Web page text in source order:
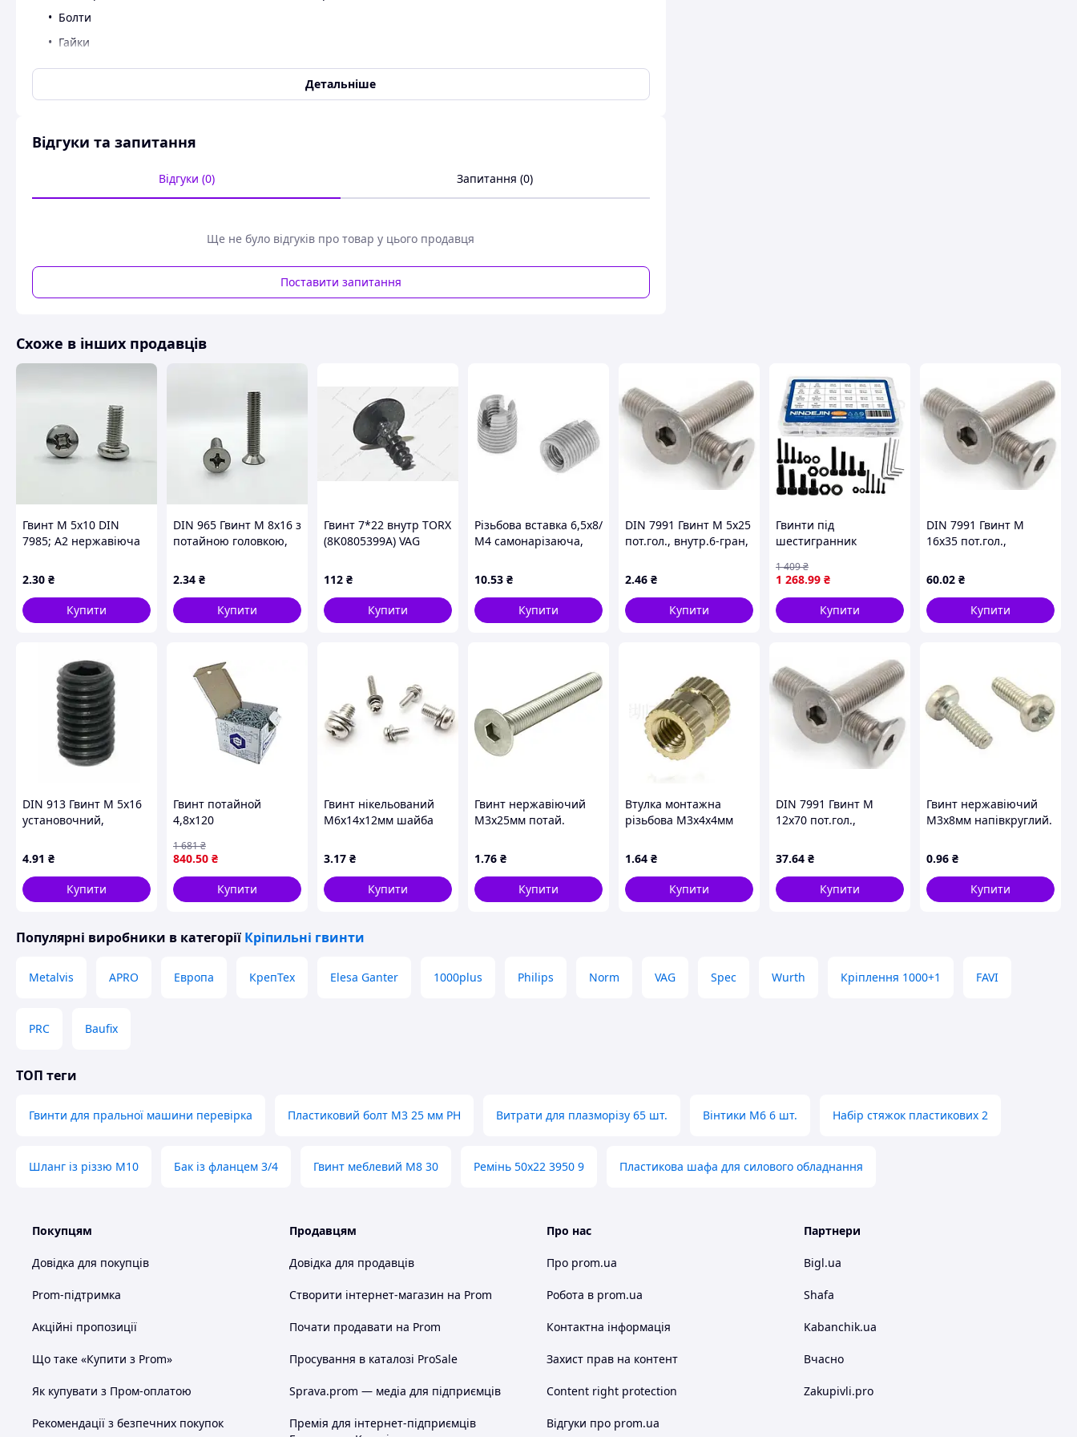
Болти
Гайки
Шайби
Стопорні кільця
Детальніше
Відгуки та запитання
Відгуки (0) Запитання (0)
Ще не було відгуків про товар у цього продавця
Поставити запитання
Схоже в інших продавців
Гвинт М 5х10 DIN
7985; А2 нержавіюча
2.30 ₴
Купити
DIN 965 Гвинт М 8х16 з
потайною головкою,
оцинкований
2.34 ₴
Купити
Гвинт 7*22 внутр TORX
(8K0805399A) VAG
112 ₴
Купити
Різьбова вставка 6,5х8/
М4 самонарізаюча,
10.53 ₴
Купити
DIN 7991 Гвинт М 5х25
пот.гол., внутр.6-гран,
оцинкований
2.46 ₴
Купити
Гвинти під
шестигранник
1060 шт D8-2026
1 268.99 ₴
1 409₴
Купити
DIN 7991 Гвинт М
16х35 пот.гол.,
міцності 10.9,
оцинкований
60.02 ₴
Купити
DIN 913 Гвинт М 5х16
установочний,
покриття
4.91 ₴
Купити
Гвинт потайной
4,8х120
монтажа м'якої
покрівлі без
свердління 100шт/уп.
840.50 ₴
1 681₴
Купити
Гвинт нікельований
М6х14х12мм шайба
3.17 ₴
Купити
Гвинт нержавіючий
М3х25мм потай.
1.76 ₴
Купити
Втулка монтажна
різьбова M3х4х4мм
1.64 ₴
Купити
DIN 7991 Гвинт М
12х70 пот.гол.,
міцності 10.9,
оцинкований
37.64 ₴
Купити
Гвинт нержавіючий
М3х8мм напівкруглий.
0.96 ₴
Купити
Популярні виробники в категорії Кріпильні гвинти
Metalvis APRO Европа КрепТех Elesa Ganter 1000plus Philips Norm VAG Spec Wurth Кріплення 1000+1 FAVI
PRC Baufix
ТОП теги
Гвинти для пральної машини перевірка Пластиковий болт M3 25 мм PH Витрати для плазморізу 65 шт. Вінтики M6 6 шт. Набір стяжок пластикових 2
Шланг із різзю M10 Бак із фланцем 3/4 Гвинт меблевий M8 30 Ремінь 50х22 3950 9 Пластикова шафа для силового обладнання
Покупцям
Довідка для покупців
Prom-підтримка
Акційні пропозиції
Що таке «Купити з Prom»
Як купувати з Пром-оплатою
Рекомендації з безпечних покупок
Продавцям
Довідка для продавців
Створити інтернет-магазин на Prom
Почати продавати на Prom
Просування в каталозі ProSale
Sprava.prom — медіа для підприємців
Премія для інтернет-підприємців
Про нас
Про prom.ua
Робота в prom.ua
Контактна інформація
Захист прав на контент
Content right protection
Відгуки про prom.ua
Партнери
Bigl.ua
Shafa
Kabanchik.ua
Вчасно
Zakupivli.pro